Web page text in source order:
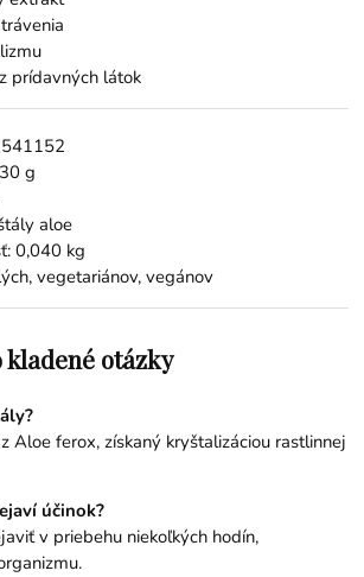
prídavných látok
g
aloe
0,040 kg
vegetariánov, vegánov
kladené otázky
Aloe ferox, získaný kryštalizáciou rastlinnej
účinok?
v priebehu niekoľkých hodín,